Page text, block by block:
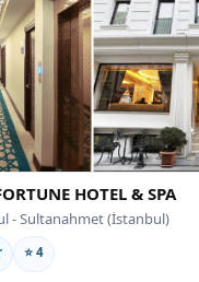
HOTEL & SPA
- Sultanahmet (İstanbul)
⭐ 4